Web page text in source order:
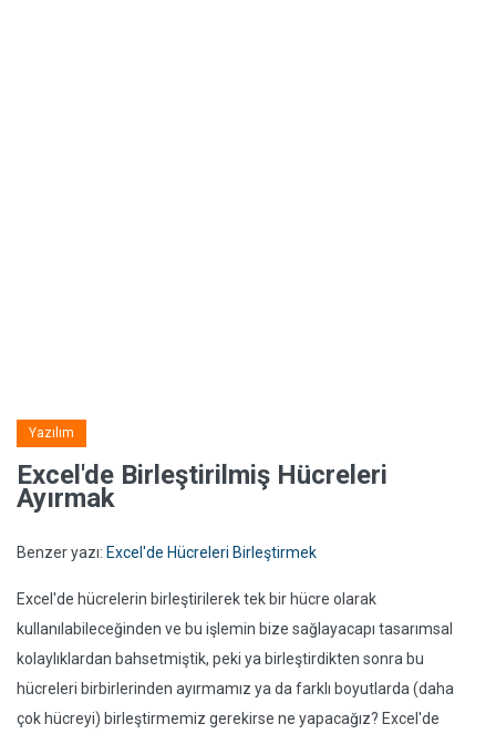
Yazılım
Excel'de Birleştirilmiş Hücreleri
Ayırmak
Benzer yazı: Excel'de Hücreleri Birleştirmek
Excel'de hücrelerin birleştirilerek tek bir hücre olarak
kullanılabileceğinden ve bu işlemin bize sağlayacapı tasarımsal
kolaylıklardan bahsetmiştik, peki ya birleştirdikten sonra bu
hücreleri birbirlerinden ayırmamız ya da farklı boyutlarda (daha
çok hücreyi) birleştirmemiz gerekirse ne yapacağız? Excel'de